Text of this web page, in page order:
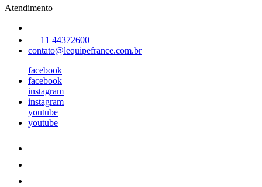
Atendimento
11 44372600
contato@lequipefrance.com.br
facebook
facebook
instagram
instagram
youtube
youtube